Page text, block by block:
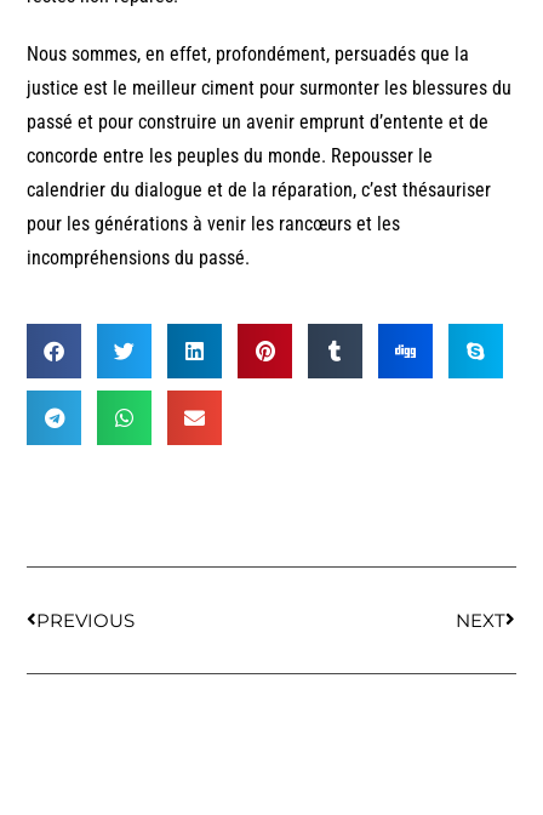
Nous sommes, en effet, profondément, persuadés que la
justice est le meilleur ciment pour surmonter les blessures du
passé et pour construire un avenir emprunt d’entente et de
concorde entre les peuples du monde. Repousser le
calendrier du dialogue et de la réparation, c’est thésauriser
pour les générations à venir les rancœurs et les
incompréhensions du passé.
PREVIOUS NEXT